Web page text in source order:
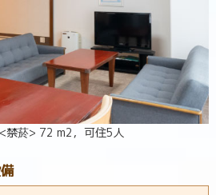
禁菸> 72 m2，可住5人